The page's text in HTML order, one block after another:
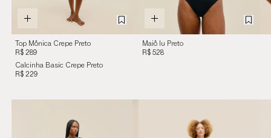
Top Mônica Crepe Preto
R$ 289
Calcinha Basic Crepe Preto
R$ 229
Maiô Iu Preto
R$ 528